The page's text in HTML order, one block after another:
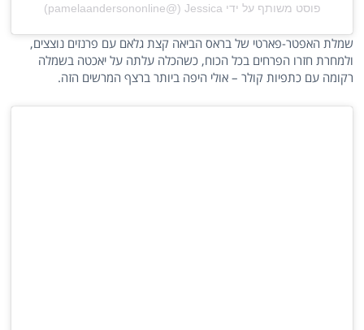
פוסט משותף על ידי ‏‎Jessica‎‏ (@‏‎pamelaandersononline‎‏)
שמלת האפטר-פארטי של בראס הביאה קצת גלאם עם פרנזים נוצצים,
ולמחרת חזרו הפרחים בכל הכוח, כשהכלה עלתה על יאכטה בשמלה
רקומה עם כתפיות קולר – אולי היפה ביותר ברצף המרשים הזה.